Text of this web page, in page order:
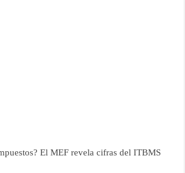
El MEF revela cifras del ITBMS